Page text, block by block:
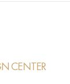
CENTER